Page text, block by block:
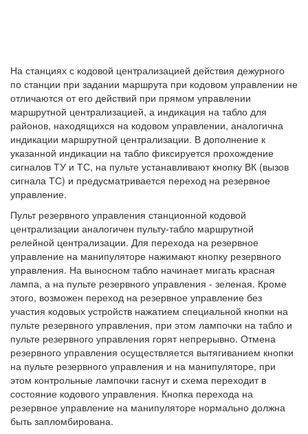
На станциях с кодовой централизацией действия дежурного
по станции при задании маршрута при кодовом управлении не
отличаются от его действий при прямом управлении
маршрутной централизацией, а индикация на табло для
районов, находящихся на кодовом управлении, аналогична
индикации маршрутной централизации. В дополнение к
указанной индикации на табло фиксируется прохождение
сигналов ТУ и ТС, на пульте устанавливают кнопку ВК (вызов
сигнала ТС) и предусматривается переход на резервное
управление.
Пульт резервного управления станционной кодовой
централизации аналогичен пульту-табло маршрутной
релейной централизации. Для перехода на резервное
управление на манипуляторе нажимают кнопку резервного
управления. На выносном табло начинает мигать красная
лампа, а на пульте резервного управления - зеленая. Кроме
этого, возможен переход на резервное управление без
участия кодовых устройств нажатием специальной кнопки на
пульте резервного управления, при этом лампочки на табло и
пульте резервного управления горят непрерывно. Отмена
резервного управления осуществляется вытягиванием кнопки
на пульте резервного управления и на манипуляторе, при
этом контрольные лампочки гаснут и схема переходит в
состояние кодового управления. Кнопка перехода на
резервное управление на манипуляторе нормально должна
быть запломбирована.